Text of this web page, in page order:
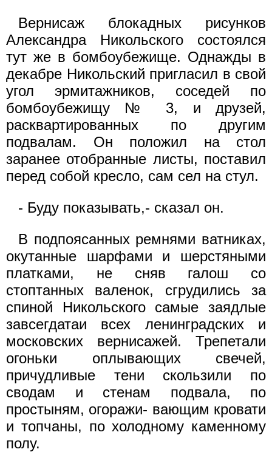
Вернисаж блокадных рисунков
Александра Никольского состоялся
тут же в бомбоубежище. Однажды в
декабре Никольский пригласил в свой
угол эрмитажников, соседей по
бомбоубежищу № 3, и друзей,
расквартированных по другим
подвалам. Он положил на стол
заранее отобранные листы, поставил
перед собой кресло, сам сел на стул.
- Буду показывать,- сказал он.
В подпоясанных ремнями ватниках,
окутанные шарфами и шерстяными
платками, не сняв галош со
стоптанных валенок, сгрудились за
спиной Никольского самые заядлые
завсегдатаи всех ленинградских и
московских вернисажей. Трепетали
огоньки оплывающих свечей,
причудливые тени скользили по
сводам и стенам подвала, по
простыням, огоражи- вающим кровати
и топчаны, по холодному каменному
полу.